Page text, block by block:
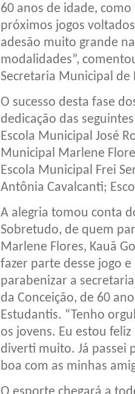
60 anos de idade,
próximos jogos
adesão muito grande
modalidades”,
Secretaria Municipal de
O sucesso desta fase
dedicação das
Escola Municipal José
Municipal Marlene
Escola Municipal Frei
Antônia Cavalcanti;
A alegria tomou conta
Sobretudo, de quem
Marlene Flores, Kauã
fazer parte desse jogo
parabenizar a
da Conceição, de 60
Estudantis. “Tenho
os jovens. Eu estou
diverti muito. Já passei
boa com as minhas